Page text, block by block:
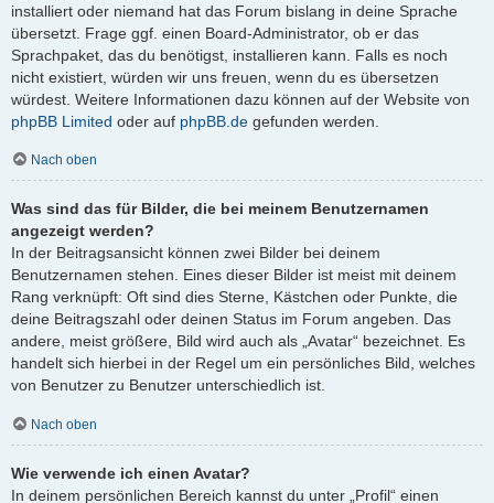
installiert oder niemand hat das Forum bislang in deine Sprache
übersetzt. Frage ggf. einen Board-Administrator, ob er das
Sprachpaket, das du benötigst, installieren kann. Falls es noch
nicht existiert, würden wir uns freuen, wenn du es übersetzen
würdest. Weitere Informationen dazu können auf der Website von
phpBB Limited oder auf phpBB.de gefunden werden.
Nach oben
Was sind das für Bilder, die bei meinem Benutzernamen
angezeigt werden?
In der Beitragsansicht können zwei Bilder bei deinem
Benutzernamen stehen. Eines dieser Bilder ist meist mit deinem
Rang verknüpft: Oft sind dies Sterne, Kästchen oder Punkte, die
deine Beitragszahl oder deinen Status im Forum angeben. Das
andere, meist größere, Bild wird auch als „Avatar“ bezeichnet. Es
handelt sich hierbei in der Regel um ein persönliches Bild, welches
von Benutzer zu Benutzer unterschiedlich ist.
Nach oben
Wie verwende ich einen Avatar?
In deinem persönlichen Bereich kannst du unter „Profil“ einen